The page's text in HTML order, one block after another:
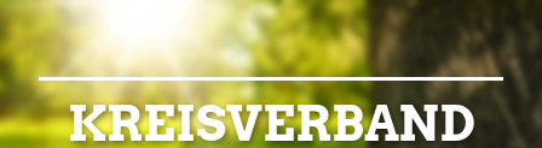
KREISVERBAND